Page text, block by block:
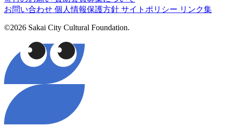
お問い合わせ 個人情報保護方針 サイトポリシー リンク集
©2026 Sakai City Cultural Foundation.